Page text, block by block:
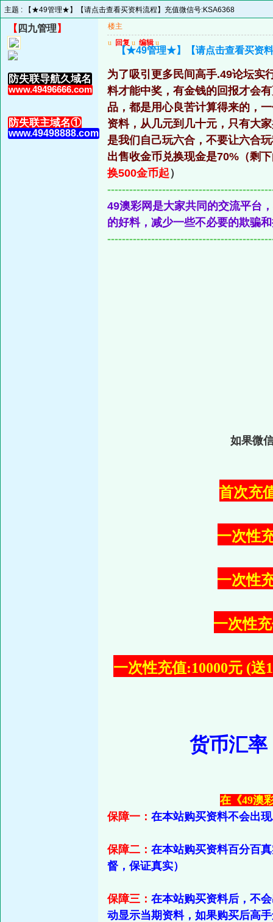
主题 : 【★49管理★】【请点击查看买资料流程】充值微信号:KSA6368
【 四九管理 】
防失联导航久域名
www.49496666.com
防失联主域名①
www.49498888.com
楼主
u 回复 u 编辑 u
【★49管理★】【请点击查看买资
为了吸引更多民间高手.49论坛实
料才能中奖，有金钱的回报才会
品，都是用心良苦计算得来的，
资料，从几元到几十元，只有大
是我们自己玩六合，不要让六合
出售收金币兑换现金是70%（剩
换500金币起）
49澳彩网是大家共同的交流平台
的好料，减少一些不必要的欺骗
如果微
首次充
一次性
一次性
一次性
一次性充值:10000元 (送
货币汇率
在《49澳
保障一： 在本站购买资料不会出
保障二： 在本站购买资料百分百
督，保证真实）
保障三： 在本站购买资料后，不
动显示当期资料，如果购买后高